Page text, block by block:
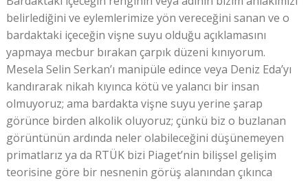
belirlediğini ve eylemlerimize yön vereceğini sanan ve o
bardaktaki içeceğin vişne suyu olduğu açıklamasını
yapmaya mecbur bırakan çarpık düzeni kınıyorum.
Mesela Selin Serkan’ı manipüle edince veya Deniz Eda’yı
kandırarak nikah kıyınca kötü ve yalancı bir insan
olmuyoruz; ama bardakta vişne suyu yerine şarap
görünce birden alkolik oluyoruz; çünkü biz o buzlanan
görüntünün ardında neler olabileceğini düşünemeyen
primatlarız ya da RTÜK bizi Piaget’nin bilişsel gelişim
teorisine göre bir nesnenin görüş alanından çıkınca